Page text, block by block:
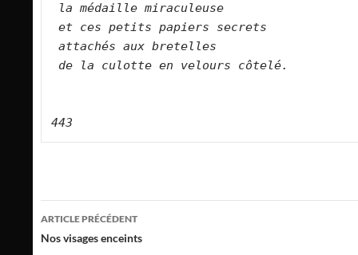
la médaille miraculeuse
et ces petits papiers secrets
attachés aux bretelles
de la culotte en velours côtelé.
443
Navigation
des
ARTICLE PRÉCÉDENT
Nos visages enceints